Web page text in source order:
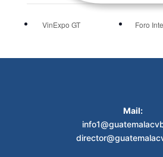
VinExpo GT Foro
Mail: